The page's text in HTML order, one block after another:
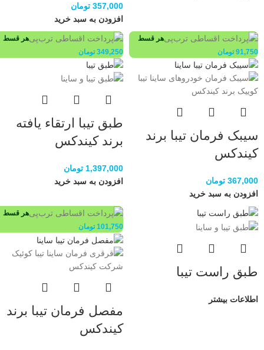
357,000 تومان
افزودن به سبد خرید
هر قسط
91,750 تومان
سیبک فرمان تیبا برند
کیندکس
367,000 تومان
افزودن به سبد خرید
هر قسط
349,250 تومان
طبق تیبا ارتقاء یافته
برند کیندکس
1,397,000 تومان
افزودن به سبد خرید
طبق راست تیبا
اطلاعات بیشتر
هر قسط
101,750 تومان
مفصل فرمان تیبا برند
کیندکس